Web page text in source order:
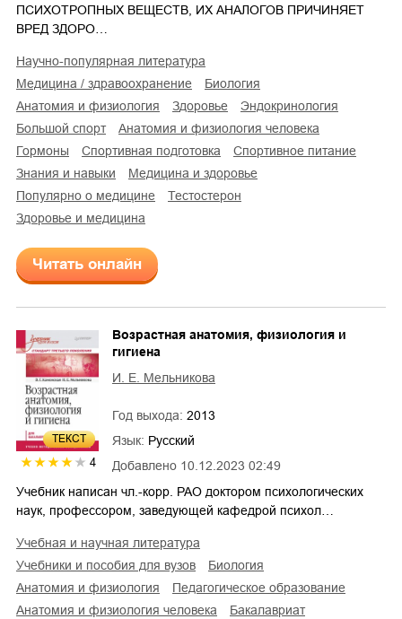
ПСИХОТРОПНЫХ ВЕЩЕСТВ, ИХ АНАЛОГОВ ПРИЧИНЯЕТ
ВРЕД ЗДОРО…
научно-популярная литература
медицина / здравоохранение
биология
анатомия и физиология
здоровье
эндокринология
большой спорт
анатомия и физиология человека
гормоны
спортивная подготовка
спортивное питание
знания и навыки
медицина и здоровье
популярно о медицине
тестостерон
здоровье и медицина
Читать онлайн
ТЕКСТ
4 Добавлено 10.12.2023 02:49
Возрастная анатомия, физиология и
гигиена
И. Е. Мельникова
Год выхода: 2013
Язык: Русский
Учебник написан чл.-корр. РАО доктором психологических
наук, профессором, заведующей кафедрой психол…
учебная и научная литература
учебники и пособия для вузов
биология
анатомия и физиология
педагогическое образование
анатомия и физиология человека
бакалавриат